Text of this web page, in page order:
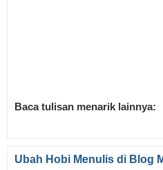
Baca tulisan menarik lainnya:
Ubah Hobi Menulis di Blog